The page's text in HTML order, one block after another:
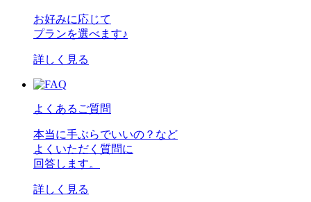
お好みに応じて
プランを選べます♪
詳しく見る
よくあるご質問
本当に手ぶらでいいの？など
よくいただく質問に
回答します。
詳しく見る